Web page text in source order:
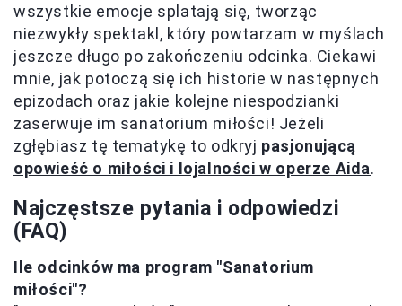
wszystkie emocje splatają się, tworząc
niezwykły spektakl, który powtarzam w myślach
jeszcze długo po zakończeniu odcinka. Ciekawi
mnie, jak potoczą się ich historie w następnych
epizodach oraz jakie kolejne niespodzianki
zaserwuje im sanatorium miłości! Jeżeli
zgłębiasz tę tematykę to odkryj pasjonującą
opowieść o miłości i lojalności w operze Aida.
Najczęstsze pytania i odpowiedzi
(FAQ)
Ile odcinków ma program "Sanatorium
miłości"?